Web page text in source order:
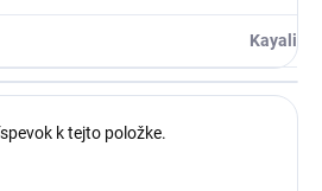
Kayali
k tejto položke.